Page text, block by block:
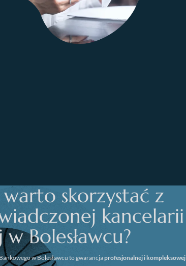
skorzystać z
kancelarii
Bolesławcu?
w Bolesławcu to gwarancjaprofesjonalnej i kompleksowej